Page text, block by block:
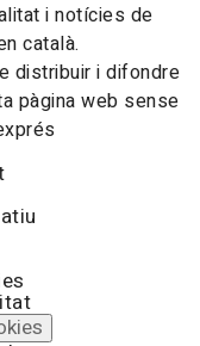
i notícies de
català.
distribuir i difondre
pàgina web sense